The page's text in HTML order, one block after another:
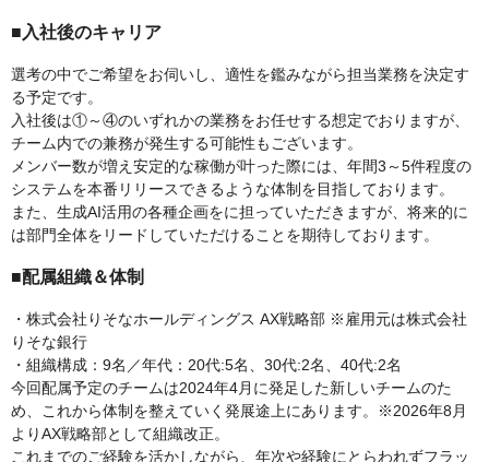
■入社後のキャリア
選考の中でご希望をお伺いし、適性を鑑みながら担当業務を決定す
る予定です。
入社後は①～④のいずれかの業務をお任せする想定でおりますが、
チーム内での兼務が発生する可能性もございます。
メンバー数が増え安定的な稼働が叶った際には、年間3～5件程度の
システムを本番リリースできるような体制を目指しております。
また、生成AI活用の各種企画をに担っていただきますが、将来的に
は部門全体をリードしていただけることを期待しております。
■配属組織＆体制
・株式会社りそなホールディングス AX戦略部 ※雇用元は株式会社
りそな銀行
・組織構成：9名／年代：20代:5名、30代:2名、40代:2名
今回配属予定のチームは2024年4月に発足した新しいチームのた
め、これから体制を整えていく発展途上にあります。※2026年8月
よりAX戦略部として組織改正。
これまでのご経験を活かしながら、年次や経験にとらわれずフラッ